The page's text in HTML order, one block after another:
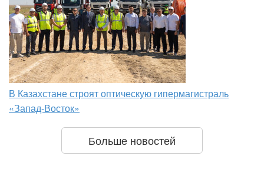
В Казахстане строят оптическую гипермагистраль
«Запад-Восток»
Больше новостей